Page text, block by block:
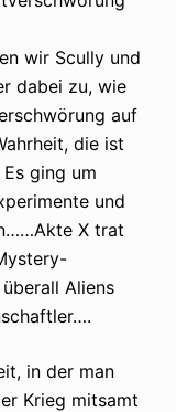
wir Scully und
dabei zu, wie
auf
die ist
ging um
und
X trat
Aliens
in der man
Krieg mitsamt